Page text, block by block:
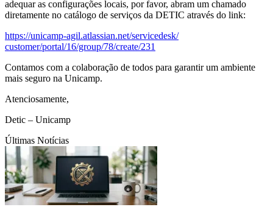
adequar as configurações locais, por favor, abram um chamado
diretamente no catálogo de serviços da DETIC através do link:
https://unicamp-agil.atlassian.net/servicedesk/
customer/portal/16/group/78/create/231
Contamos com a colaboração de todos para garantir um ambiente
mais seguro na Unicamp.
Atenciosamente,
Detic – Unicamp
Últimas Notícias